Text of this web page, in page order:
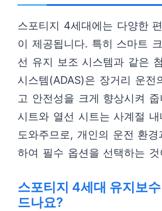
스포티지 4세대에는 다양한
이 제공됩니다. 특히 스마트
선 유지 보조 시스템과 같은
시스템(ADAS)은 장거리 운전
고 안전성을 크게 향상시켜
시트와 열선 시트는 사계절
도와주므로, 개인의 운전 환
하여 필수 옵션을 선택하는
스포티지 4세대 유지보
드나요?